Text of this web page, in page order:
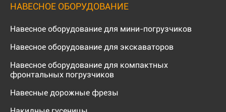
НАВЕСНОЕ ОБОРУДОВАНИЕ
Навесное оборудование для мини-погрузчиков
Навесное оборудование для экскаваторов
Навесное оборудование для компактных
фронтальных погрузчиков
Навесные дорожные фрезы